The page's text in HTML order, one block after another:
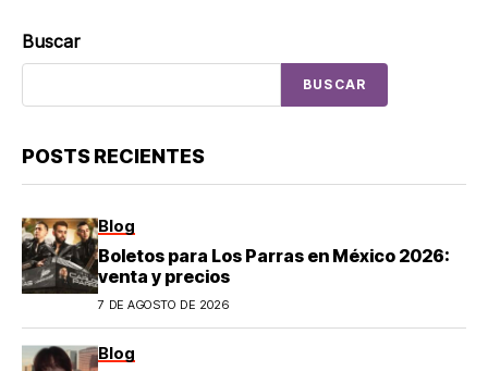
Buscar
BUSCAR
POSTS RECIENTES
Blog
Boletos para Los Parras en México 2026:
venta y precios
7 DE AGOSTO DE 2026
Blog